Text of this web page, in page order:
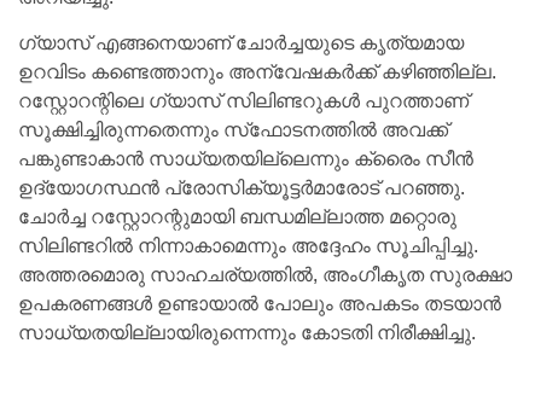
ഗ്യാസ് എങ്ങനെയാണ് ചോര്‍ച്ചയുടെ കൃത്യമായ
ഉറവിടം കണ്ടെത്താനും അന്വേഷകര്‍ക്ക് കഴിഞ്ഞില്ല.
റസ്റ്റോറന്റിലെ ഗ്യാസ് സിലിണ്ടറുകള്‍ പുറത്താണ്
സൂക്ഷിച്ചിരുന്നതെന്നും സ്‌ഫോടനത്തില്‍ അവക്ക്
പങ്കുണ്ടാകാന്‍ സാധ്യതയില്ലെന്നും ക്രൈം സീന്‍
ഉദ്യോഗസ്ഥന്‍ പ്രോസിക്യൂട്ടര്‍മാരോട് പറഞ്ഞു.
ചോര്‍ച്ച റസ്റ്റോറന്റുമായി ബന്ധമില്ലാത്ത മറ്റൊരു
സിലിണ്ടറില്‍ നിന്നാകാമെന്നും അദ്ദേഹം സൂചിപ്പിച്ചു.
അത്തരമൊരു സാഹചര്യത്തില്‍, അംഗീകൃത സുരക്ഷാ
ഉപകരണങ്ങള്‍ ഉണ്ടായാല്‍ പോലും അപകടം തടയാന്‍
സാധ്യതയില്ലായിരുന്നെന്നും കോടതി നിരീക്ഷിച്ചു.